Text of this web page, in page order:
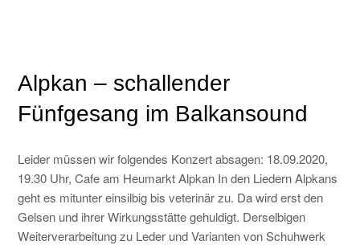
Alpkan – schallender
Fünfgesang im Balkansound
Leider müssen wir folgendes Konzert absagen: 18.09.2020,
19.30 Uhr, Cafe am Heumarkt Alpkan In den Liedern Alpkans
geht es mitunter einsilbig bis veterinär zu. Da wird erst den
Gelsen und ihrer Wirkungsstätte gehuldigt. Derselbigen
Weiterverarbeitung zu Leder und Varianten von Schuhwerk